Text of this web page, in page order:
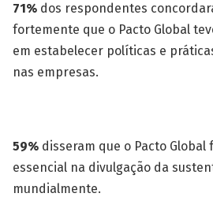
71% dos respondentes
fortemente que o Pacto Global
em estabelecer políticas e
nas empresas.
59% disseram que o Pacto
essencial na divulgação da
mundialmente.